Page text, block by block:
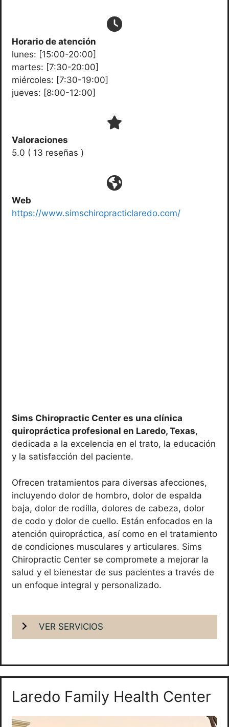
Horario de atención
lunes: [15:00-20:00]
martes: [7:30-20:00]
miércoles: [7:30-19:00]
jueves: [8:00-12:00]
Valoraciones
5.0 ( 13 reseñas )
Web
https://www.simschiropracticlaredo.com/
Sims Chiropractic Center es una clínica
quiropráctica profesional en Laredo, Texas,
dedicada a la excelencia en el trato, la educación
y la satisfacción del paciente.
Ofrecen tratamientos para diversas afecciones,
incluyendo dolor de hombro, dolor de espalda
baja, dolor de rodilla, dolores de cabeza, dolor
de codo y dolor de cuello. Están enfocados en la
atención quiropráctica, así como en el tratamiento
de condiciones musculares y articulares. Sims
Chiropractic Center se compromete a mejorar la
salud y el bienestar de sus pacientes a través de
un enfoque integral y personalizado.
VER SERVICIOS
Laredo Family Health Center